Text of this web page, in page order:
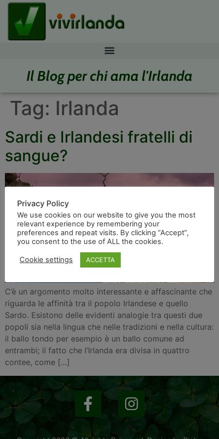
Il Blog per chi ama l'Irlanda
Tag: Irlanda
Sardi e Irlandesi fratelli di
sangue?
C’è un argomento molto interessante e affascinante che
riguarda le affinità tra il popolo Irlandese e quello
Sardo. Esistono delle evidenti analogie tra questi due
popoli sia nella lingua che nelle tradizioni e nella cultura:
il ballo tondo per esempio è un ballo comune ad
entrambi; il fatto che l’Irlanda era divisa in quattro
contee, come […]
Privacy Policy
We use cookies on our website to give you the most
relevant experience by remembering your
preferences and repeat visits. By clicking “Accept”,
you consent to the use of ALL the cookies.
Cookie settings ACCETTA